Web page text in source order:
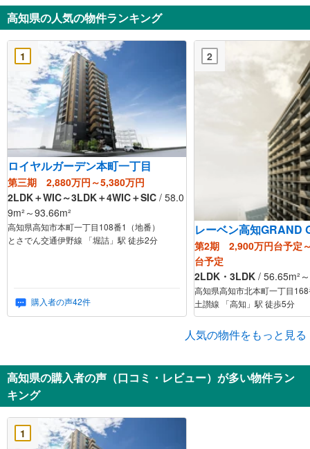
高知県の人気の物件ランキング
1
ロイヤルガーデン本町一丁目
第三期 2,880万円～5,380万円
2LDK＋WIC～3LDK＋4WIC＋SIC
9m²～93.66m²
高知県高知市本町一丁目108番1（地番）
とさでん交通伊野線 「堀詰」駅 徒歩2分
購入者の声42件
2
レーベン高知GRAND
第2期 2,900万円台予定
台予定
2LDK・3LDK / 56.65m²
高知県高知市北本町一丁目
土讃線 「高知」駅 徒歩5分
人気の物件をもっと見る
高知県の購入者の声（口コミ・レビュー）が多い物件ラン
キング
1